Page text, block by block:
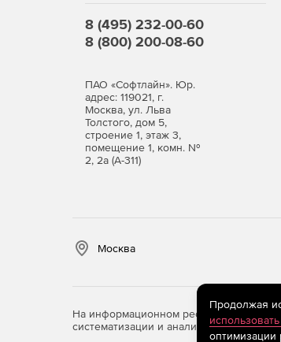
8 (495) 232-00-60
8 (800) 200-08-60
ПАО «Софтлайн». Юр.
адрес: 119021, г.
Москва, ул. Льва
Толстого, дом 5,
строение 1, этаж 3,
помещение 1, комн. №
2, 2а (А-311)
Москва
На информационном ресурсе
систематизации и анализа сведений,
Продолжая
оптимизации